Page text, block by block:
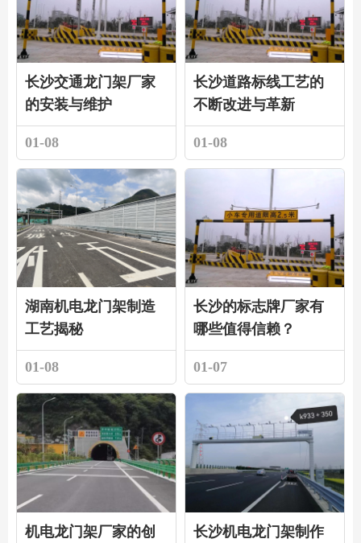
长沙交通龙门架厂家
的安装与维护
01-08
长沙道路标线工艺的
不断改进与革新
01-08
湖南机电龙门架制造
工艺揭秘
01-08
长沙的标志牌厂家有
哪些值得信赖？
01-07
机电龙门架厂家的创
长沙机电龙门架制作